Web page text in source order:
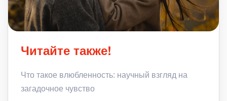
Читайте также!
Что такое влюбленность: научный взгляд на
загадочное чувство